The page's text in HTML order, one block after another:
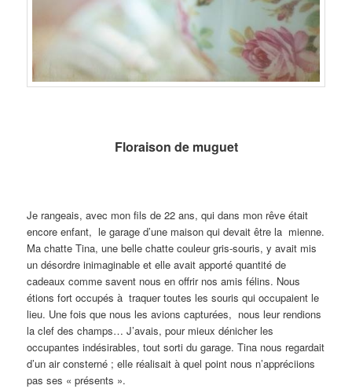
Floraison de muguet
Je rangeais, avec mon fils de 22 ans, qui dans mon rêve était
encore enfant, le garage d’une maison qui devait être la mienne.
Ma chatte Tina, une belle chatte couleur gris-souris, y avait mis
un désordre inimaginable et elle avait apporté quantité de
cadeaux comme savent nous en offrir nos amis félins. Nous
étions fort occupés à traquer toutes les souris qui occupaient le
lieu. Une fois que nous les avions capturées, nous leur rendions
la clef des champs… J’avais, pour mieux dénicher les
occupantes indésirables, tout sorti du garage. Tina nous regardait
d’un air consterné ; elle réalisait à quel point nous n’appréciions
pas ses « présents ».